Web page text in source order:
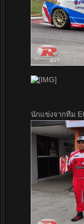
นักแข่งจากทีม